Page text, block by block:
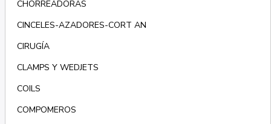
CHORREADORAS
CINCELES-AZADORES-CORT AN
CIRUGÍA
CLAMPS Y WEDJETS
COILS
COMPOMEROS